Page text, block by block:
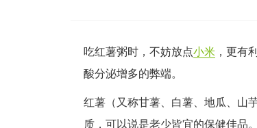
吃红薯粥时，不妨放点小米 ，更有
酸分泌增多的弊端。
红薯（又称甘薯、白薯、地瓜、山
质，可以说是老少皆宜的保健佳品